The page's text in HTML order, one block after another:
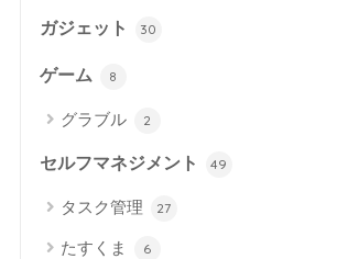
ガジェット 30
ゲーム 8
グラブル 2
セルフマネジメント 49
タスク管理 27
たすくま 6